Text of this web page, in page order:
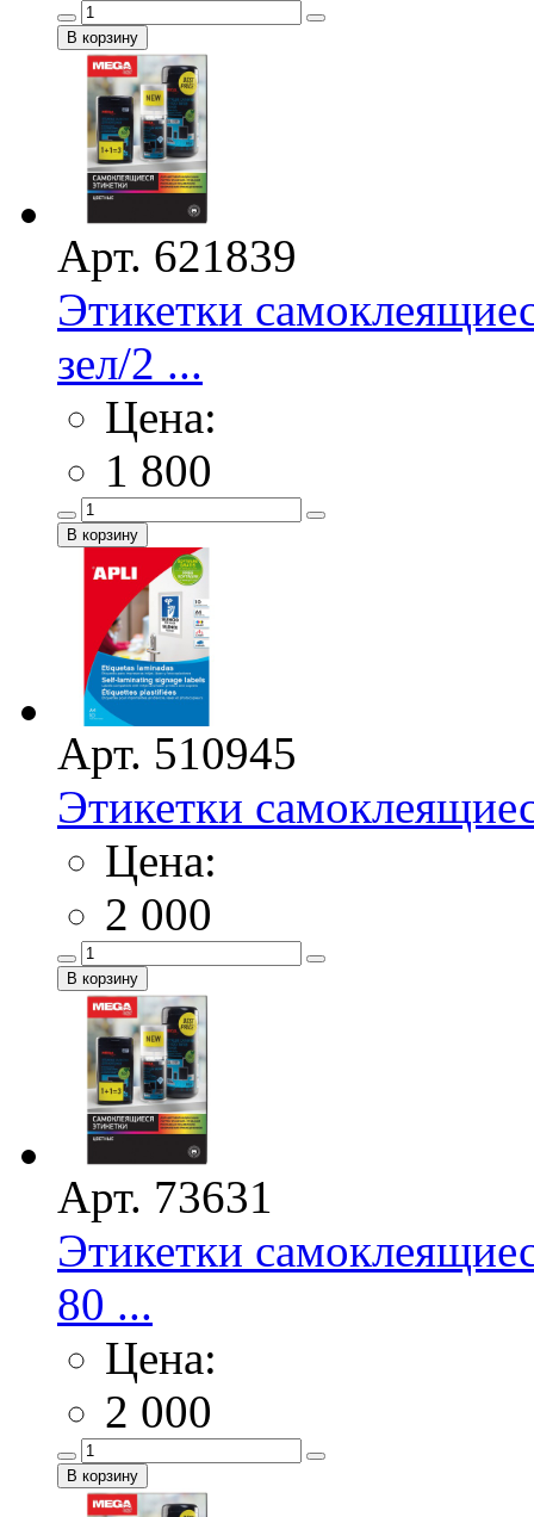
Арт. 621839
Этикетки
зел/2 ...
Цена:
1 800
Арт. 510945
Этикетки
Цена:
2 000
Арт. 73631
Этикетки
80 ...
Цена:
2 000